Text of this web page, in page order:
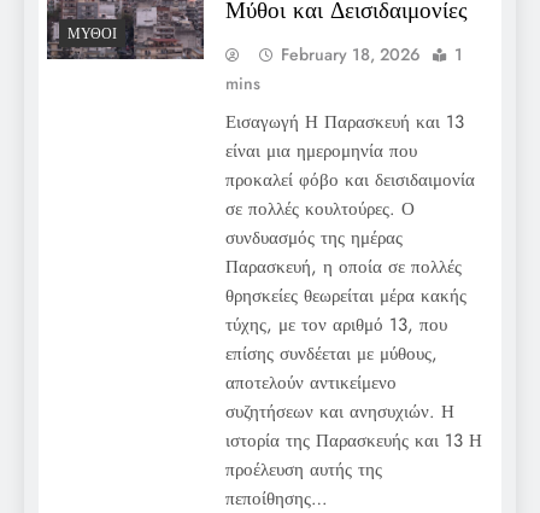
ΜΎΘΟΙ
Μύθοι και Δεισιδαιμονίες
February 18, 2026
1
mins
Εισαγωγή Η Παρασκευή και 13
είναι μια ημερομηνία που
προκαλεί φόβο και δεισιδαιμονία
σε πολλές κουλτούρες. Ο
συνδυασμός της ημέρας
Παρασκευή, η οποία σε πολλές
θρησκείες θεωρείται μέρα κακής
τύχης, με τον αριθμό 13, που
επίσης συνδέεται με μύθους,
αποτελούν αντικείμενο
συζητήσεων και ανησυχιών. Η
ιστορία της Παρασκευής και 13 Η
προέλευση αυτής της
πεποίθησης…